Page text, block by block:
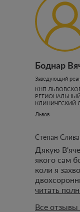
Добавить
Боднар
Заведующий
КНП
КЛИНИЧЕСКИЙ
Львов
Степан
Дякую
якого сам
коли я
читать
Все отзывы